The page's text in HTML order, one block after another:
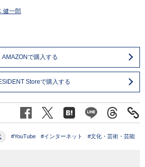
健一郎
AMAZONで購入する
Storeで購入する
#YouTube #インターネット #文化・芸術・芸能